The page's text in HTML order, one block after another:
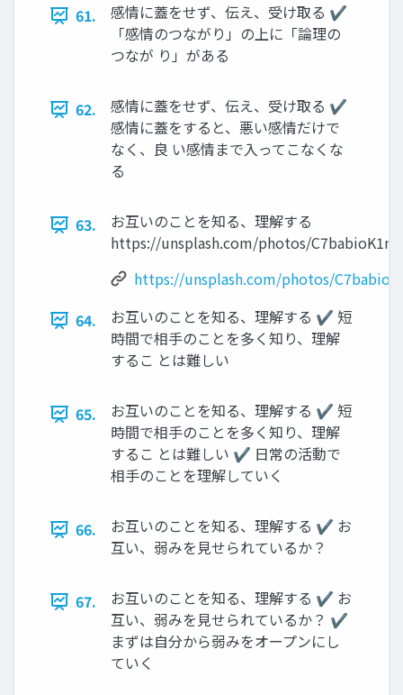
61.
感情に蓋をせず、伝え、受け取る ✔
「感情のつながり」の上に「論理の
つなが り」がある
62.
感情に蓋をせず、伝え、受け取る ✔
感情に蓋をすると、悪い感情だけで
なく、良 い感情まで入ってこなくな
る
63.
お互いのことを知る、理解する
https://unsplash.com/photos/
https://unsplash.com/photos/
64.
お互いのことを知る、理解する ✔ 短
時間で相手のことを多く知り、理解
するこ とは難しい
65.
お互いのことを知る、理解する ✔ 短
時間で相手のことを多く知り、理解
するこ とは難しい ✔ 日常の活動で
相手のことを理解していく
66.
お互いのことを知る、理解する ✔ お
互い、弱みを見せられているか？
67.
お互いのことを知る、理解する ✔ お
互い、弱みを見せられているか？ ✔
まずは自分から弱みをオープンにし
ていく